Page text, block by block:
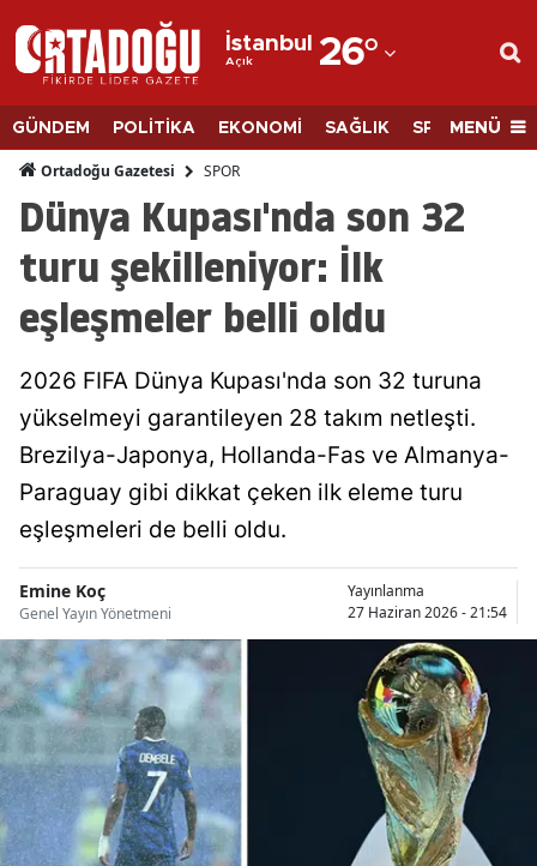
İstanbul
Açık 26°
Adana
Adıyaman
Ağrı
Amasya
Ankara
Antalya
Artvin
Aydın
Bilecik
GÜNDEM POLİTİKA EKONOMİ SAĞLIK SPORMENÜ
Ortadoğu Gazetesi SPOR
Dünya Kupası'nda son 32
turu şekilleniyor: İlk
eşleşmeler belli oldu
2026 FIFA Dünya Kupası'nda son 32 turuna
yükselmeyi garantileyen 28 takım netleşti.
Brezilya-Japonya, Hollanda-Fas ve Almanya-
Paraguay gibi dikkat çeken ilk eleme turu
eşleşmeleri de belli oldu.
Emine Koç
Genel Yayın Yönetmeni
Yayınlanma
27 Haziran 2026 - 21:54